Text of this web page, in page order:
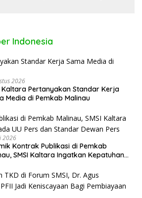
Indonesia
2026
Kaltara Pertanyakan Standar Kerja
Media di Pemkab Malinau
2026
Kontrak Publikasi di Pemkab
SMSI Kaltara Ingatkan Kepatuhan